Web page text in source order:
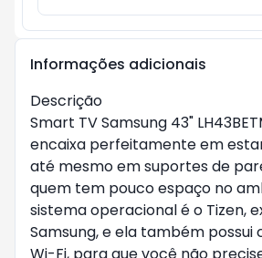
Informações adicionais
Descrição
Smart TV Samsung 43"
encaixa perfeitamente em
até mesmo em suportes de
quem tem pouco espaço no
sistema operacional é o Tizen,
Samsung, e ela também possui